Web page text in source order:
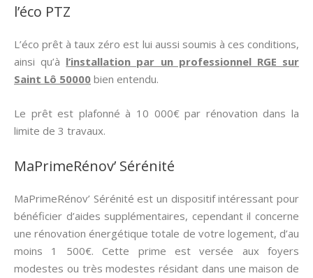
l’éco PTZ
L’éco prêt à taux zéro est lui aussi soumis à ces conditions,
ainsi qu’à l’installation par un professionnel RGE sur
Saint Lô 50000 bien entendu.
Le prêt est plafonné à 10 000€ par rénovation dans la
limite de 3 travaux.
MaPrimeRénov’ Sérénité
MaPrimeRénov’ Sérénité est un dispositif intéressant pour
bénéficier d’aides supplémentaires, cependant il concerne
une rénovation énergétique totale de votre logement, d’au
moins 1 500€. Cette prime est versée aux foyers
modestes ou très modestes résidant dans une maison de